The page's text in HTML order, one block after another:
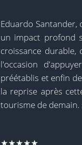
Eduardo Santander,
un impact profond
croissance
l'occasion
préétablis et enfin
la reprise après
tourisme de demain.